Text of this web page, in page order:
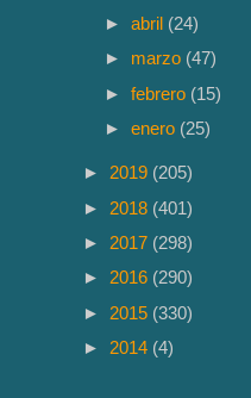
►abril (24)
► marzo (47)
►febrero (15)
►enero (25)
► 2019 (205)
► 2018 (401)
► 2017 (298)
► 2016 (290)
► 2015 (330)
► 2014 (4)